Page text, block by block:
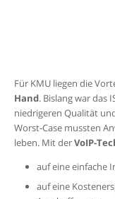
Für KMU liegen die
Hand. Bislang war das
niedrigeren Qualität
Worst-Case mussten
leben. Mit derVoIP-
auf eine einfache
auf eine